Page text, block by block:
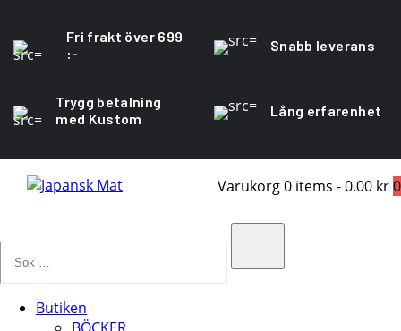
Fri frakt över 699
:-
Snabb leverans
Trygg betalning
med Kustom
Lång erfarenhet
Varukorg0 items -0.00 kr0
Butiken